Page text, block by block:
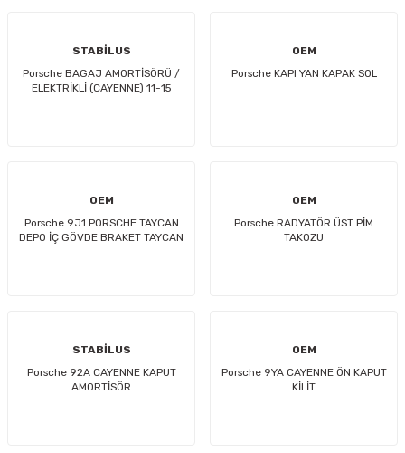
STABİLUS
Porsche BAGAJ AMORTİSÖRÜ /
ELEKTRİKLİ (CAYENNE) 11-15
OEM
Porsche KAPI YAN KAPAK SOL
OEM
Porsche 9J1 PORSCHE TAYCAN
DEPO İÇ GÖVDE BRAKET TAYCAN
OEM
Porsche RADYATÖR ÜST PİM
TAKOZU
STABİLUS
Porsche 92A CAYENNE KAPUT
AMORTİSÖR
OEM
Porsche 9YA CAYENNE ÖN KAPUT
KİLİT